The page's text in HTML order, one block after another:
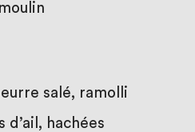
salé, ramolli
d’ail, hachées